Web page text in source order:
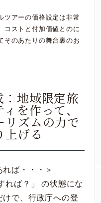
ツアーの価格設定は非常
コストと付加価値とのに
そのあたりの舞台裏のお
地域限定旅
を作って、
リズムの力で
上げる
ば・・・＞
れば？」 の状態にな
けで、行政庁への登